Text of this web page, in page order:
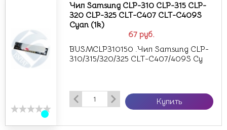
67 руб.
Чип Samsung CLP-310 CLP-315 CLP-
320 CLP-325 CLT-C407 CLT-C409S
Cyan (1k)
BUSMCLP310150 .Чип Samsung CLP-
310/315/320/325 CLT-C407/409S Cy
Купить